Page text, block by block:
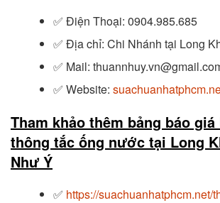
✅ Điện Thoại: 0904.985.685
✅ Địa chỉ: Chi Nhánh tại Long
✅ Mail:
✅ Website:
Tham khảo thêm bảng báo
thông tắc ống nước tại Long
Như Ý
✅ https://suachuanhatphcm.net/